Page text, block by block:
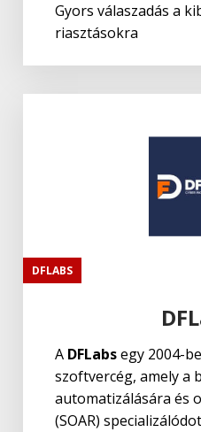
Gyors válaszadás a
riasztásokra
DFLABS
A DFLabsegy 2004-
szoftvercég, amely a
automatizálására és
(SOAR)